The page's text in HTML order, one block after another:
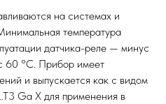
на системах и
температура
датчика-реле — минус
60 °С. Прибор имеет
и выпускается как с видом
Ga X для применения в